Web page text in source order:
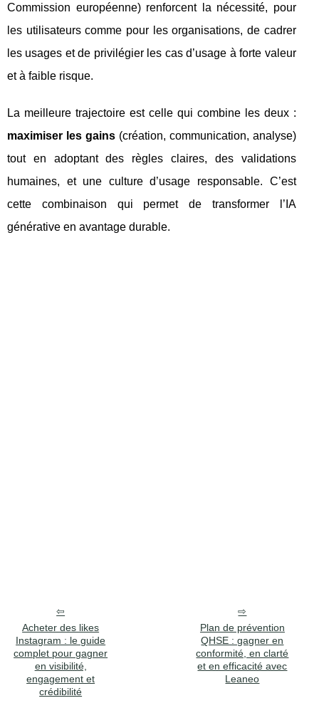
Commission européenne) renforcent la nécessité, pour
les utilisateurs comme pour les organisations, de cadrer
les usages et de privilégier les cas d’usage à forte valeur
et à faible risque.
La meilleure trajectoire est celle qui combine les deux :
maximiser les gains(création, communication, analyse)
tout en adoptant des règles claires, des validations
humaines, et une culture d’usage responsable. C’est
cette combinaison qui permet de transformer l’IA
générative en avantage durable.
Acheter des likes
Instagram : le guide
complet pour gagner
en visibilité,
engagement et
crédibilité
Plan de prévention
QHSE : gagner en
conformité, en clarté
et en efficacité avec
Leaneo